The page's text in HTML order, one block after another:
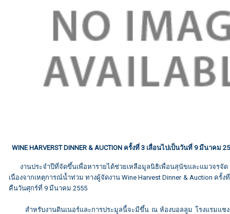
WINE HARVERST DINNER & AUCTION ครั้งที่ 3 เลื่อนไปเป็นวันที่ 9 มีนาคม
งานประจำปีที่จัดขึ้นเพื่อหารายได้ช่วยเหลือมูลนิธิเพื่อนสุนัขและแมวจรจัด
เนื่องจากเหตุการณ์น้ำท่วม ทางผู้จัดงาน Wine Harvest Dinner & Auction ครั้ง
คืนวันศุกร์ที่ 9 มีนาคม 2555
สำหรับงานดินเนอร์และการประมูลนี้จะมีขึ้น ณ ห้องบอลลูม โรงแรมแชง